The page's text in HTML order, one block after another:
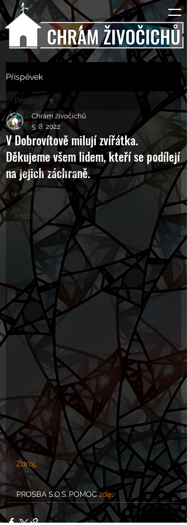
Příspěvek
Příběhy
Rozhovory
Kulturní pohledy
Mučící nástroje
Mučící lidé
Příběhy
V Dobrovítově milují zvířátka.
Děkujeme všem lidem, kteří se podílejí
na jejich záchraně.
Chrám živočichů
5. 8. 2022
Zdroj.
PROSBA S.O.S. POMOC zde.